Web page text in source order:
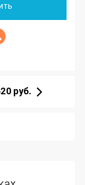
руб.